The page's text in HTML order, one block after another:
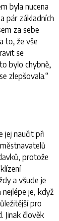
byla nucena
pár základních
za sebe
to, že vše
se
bylo chybně,
zlepšovala.“
jej naučit při
protože
a všude je
nejlépe je, když
pro
Jinak člověk